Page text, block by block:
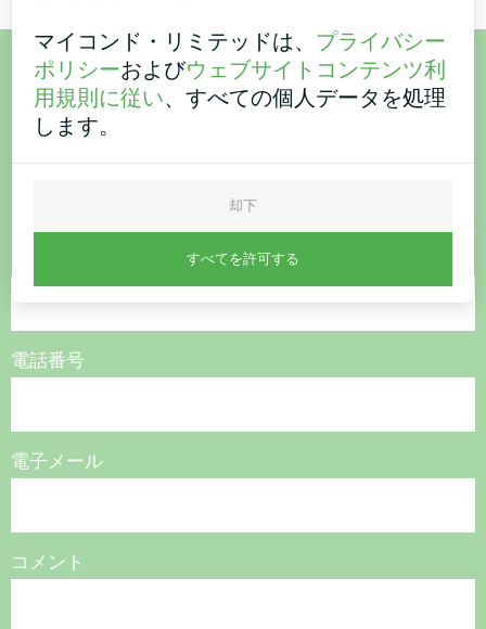
ご購入またはご質問はこち
ら
お問い合わせください。
電話番号
電子メール
コメント
マイコンド・リミテッドは、 プライバシー
ポリシーおよびウェブサイトコンテンツ利
用規則に従い、すべての個人データを処理
します。
却下
すべてを許可する